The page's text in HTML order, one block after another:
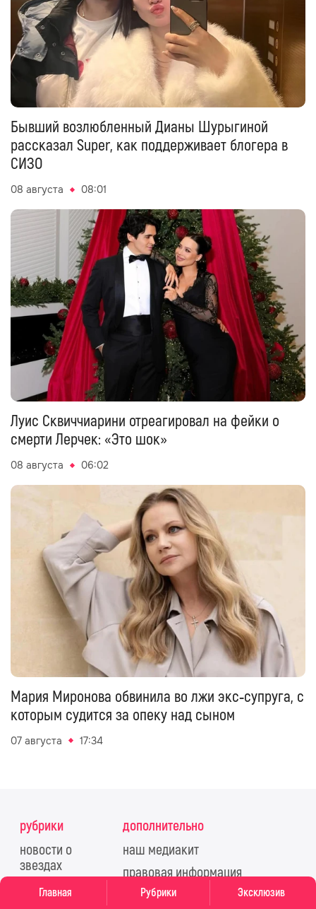
Главная Рубрики Эксклюзив
Бывший возлюбленный Дианы Шурыгиной
рассказал Super, как поддерживает блогера в
СИЗО
08 августа 08:01
Луис Сквиччиарини отреагировал на фейки о
смерти Лерчек: «Это шок»
08 августа 06:02
Мария Миронова обвинила во лжи экс‑супруга, с
которым судится за опеку над сыном
07 августа 17:34
рубрики
новости о
звездах
общество
дополнительно
наш медиакит
правовая информация
политика обработки